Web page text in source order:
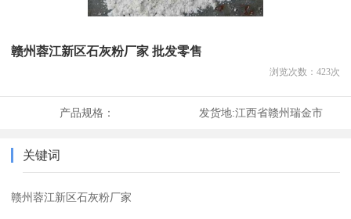
赣州蓉江新区石灰粉厂家 批发零售
浏览次数： 423次
产品规格： 发货地:江西省赣州瑞金市
关键词
赣州蓉江新区石灰粉厂家